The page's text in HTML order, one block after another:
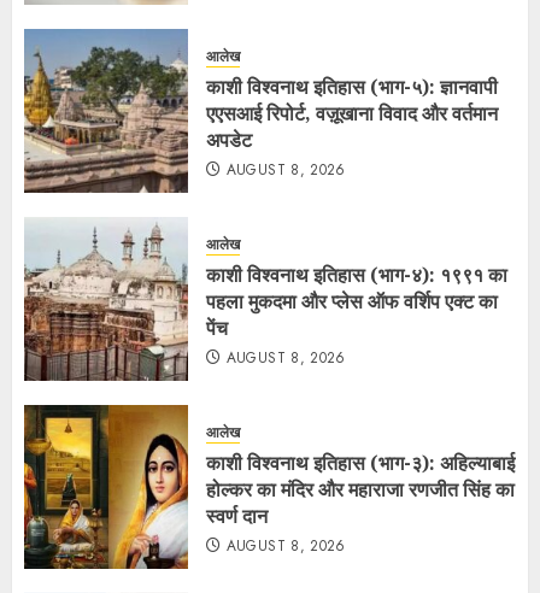
आलेख
काशी विश्वनाथ इतिहास (भाग-५): ज्ञानवापी
एएसआई रिपोर्ट, वज़ूखाना विवाद और वर्तमान
अपडेट
AUGUST 8, 2026
आलेख
काशी विश्वनाथ इतिहास (भाग-४): १९९१ का
पहला मुकदमा और प्लेस ऑफ वर्शिप एक्ट का
पेंच
AUGUST 8, 2026
आलेख
काशी विश्वनाथ इतिहास (भाग-३): अहिल्याबाई
होल्कर का मंदिर और महाराजा रणजीत सिंह का
स्वर्ण दान
AUGUST 8, 2026